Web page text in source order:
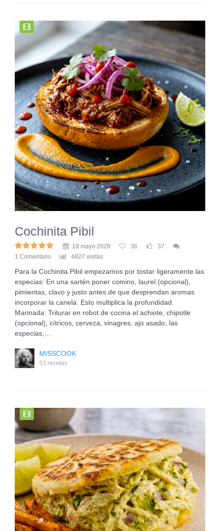
Cochinita Pibil
18 mayo 2026 36
37
1 Comentario
4827 visitas
Para la Cochinita Pibil empezamos por tostar ligeramente las
especias: En una sartén poner comino, laurel (opcional),
pimientas, clavo y justo antes de que desprendan aromas
incorporar la canela. Esto multiplica la profundidad.
Marinada: Triturar en robot de cocina el achiote, chipotle
(opcional), cítricos, cerveza, vinagres, ajo asado, las
especias,…
MISSCOOK
53 recetas